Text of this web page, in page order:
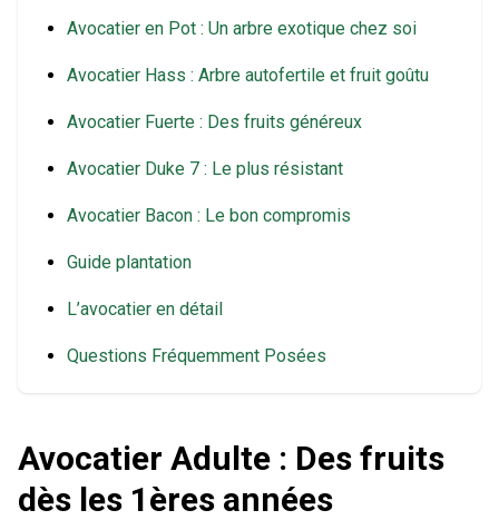
Avocatier en Pot : Un arbre exotique chez soi
Avocatier Hass : Arbre autofertile et fruit goûtu
Avocatier Fuerte : Des fruits généreux
Avocatier Duke 7 : Le plus résistant
Avocatier Bacon : Le bon compromis
Guide plantation
L’avocatier en détail
Questions Fréquemment Posées
Avocatier Adulte : Des fruits
dès les 1ères années